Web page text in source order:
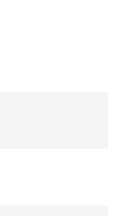
что